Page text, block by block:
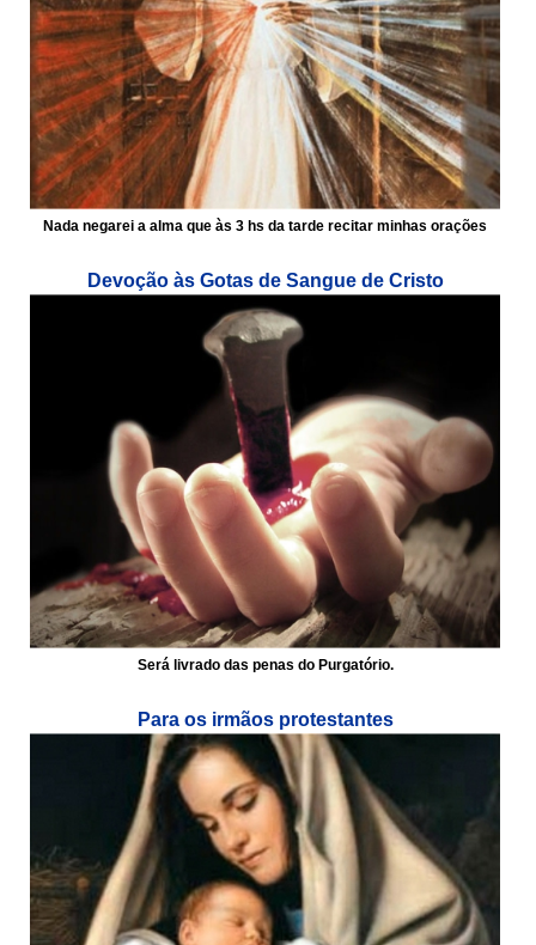
Nada negarei a alma que às 3 hs da tarde recitar minhas orações
Devoção às Gotas de Sangue de Cristo
Será livrado das penas do Purgatório.
Para os irmãos protestantes